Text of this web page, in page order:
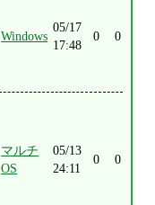
Windows
05/17
17:48
0 0
マルチ
OS
05/13
24:11
0 0